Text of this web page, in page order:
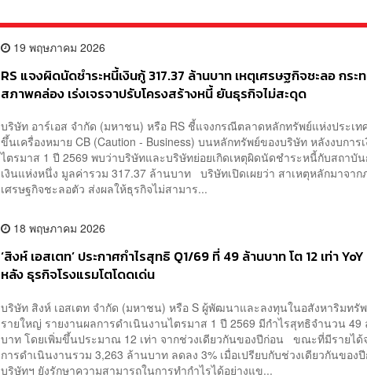
19 พฤษภาคม 2026
RS แจงผิดนัดชำระหนี้เงินกู้ 317.37 ล้านบาท เหตุเศรษฐกิจชะลอ กระ
สภาพคล่อง เร่งเจรจาปรับโครงสร้างหนี้ ยันธุรกิจไม่สะดุด
บริษัท อาร์เอส จำกัด (มหาชน) หรือ RS ชี้แจงกรณีตลาดหลักทรัพย์แห่งประเท
ขึ้นเครื่องหมาย CB (Caution - Business) บนหลักทรัพย์ของบริษัท หลังงบการ
ไตรมาส 1 ปี 2569 พบว่าบริษัทและบริษัทย่อยเกิดเหตุผิดนัดชำระหนี้กับสถาบัน
เงินแห่งหนึ่ง มูลค่ารวม 317.37 ล้านบาท บริษัทเปิดเผยว่า สาเหตุหลักมาจาก
เศรษฐกิจชะลอตัว ส่งผลให้ธุรกิจไม่สามาร...
18 พฤษภาคม 2026
‘สิงห์ เอสเตท’ ประกาศกำไรสุทธิ Q1/69 ที่ 49 ล้านบาท โต 12 เท่า YoY
หลัง ธุรกิจโรงแรมโตโดดเด่น
บริษัท สิงห์ เอสเตท จำกัด (มหาชน) หรือ S ผู้พัฒนาและลงทุนในอสังหาริมทรั
รายใหญ่ รายงานผลการดำเนินงานไตรมาส 1 ปี 2569 มีกำไรสุทธิจำนวน 49
บาท โดยเพิ่มขึ้นประมาณ 12 เท่า จากช่วงเดียวกันของปีก่อน ขณะที่มีรายได้
การดำเนินงานรวม 3,263 ล้านบาท ลดลง 3% เมื่อเปรียบกับช่วงเดียวกันของ
บริษัทฯ ยังรักษาความสามารถในการทำกำไรได้อย่างแข...